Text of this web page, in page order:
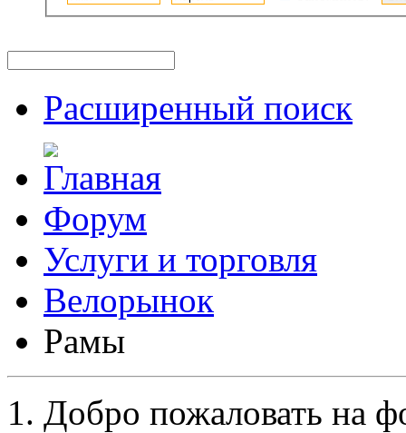
Расширенный поиск
Форум
Услуги и торговля
Велорынок
Рамы
Добро пожаловать на